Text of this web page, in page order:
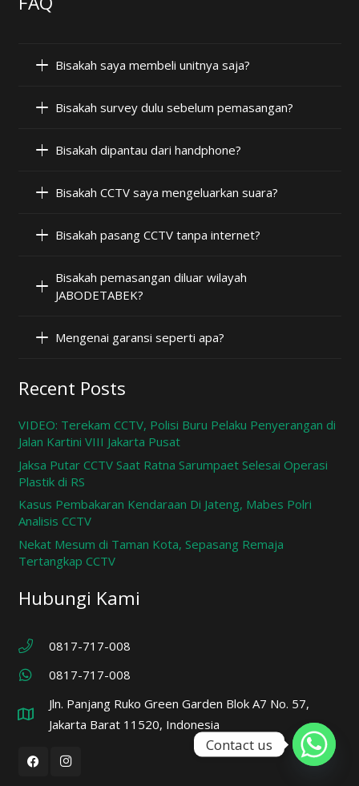
Bisakah saya membeli unitnya saja?
Bisakah survey dulu sebelum pemasangan?
Bisakah dipantau dari handphone?
Bisakah CCTV saya mengeluarkan suara?
Bisakah pasang CCTV tanpa internet?
Bisakah pemasangan diluar wilayah
JABODETABEK?
Mengenai garansi seperti apa?
Recent Posts
VIDEO: Terekam CCTV, Polisi Buru Pelaku Penyerangan di
Jalan Kartini VIII Jakarta Pusat
Jaksa Putar CCTV Saat Ratna Sarumpaet Selesai Operasi
Plastik di RS
Kasus Pembakaran Kendaraan Di Jateng, Mabes Polri
Analisis CCTV
Nekat Mesum di Taman Kota, Sepasang Remaja
Tertangkap CCTV
Hubungi Kami
0817-717-008
0817-717-008
Jln. Panjang Ruko Green Garden Blok A7 No. 57,
Jakarta Barat 11520, Indonesia
Contact us